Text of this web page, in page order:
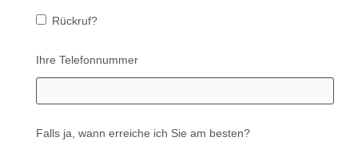
Rückruf?
Ihre Telefonnummer
Falls ja, wann erreiche ich Sie am besten?